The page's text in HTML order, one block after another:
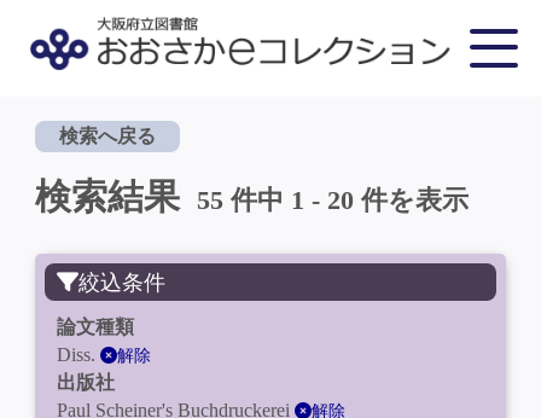
検索へ戻る
検索結果 55 件中 1 - 20 件を表示
絞込条件
論文種類
Diss.
解除
出版社
Paul Scheiner's Buchdruckerei
解除